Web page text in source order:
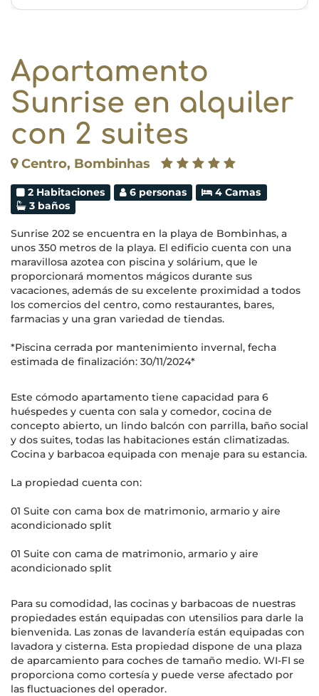
Apartamento
Sunrise en alquiler
con 2 suites
Centro, Bombinhas
2 Habitaciones 6 personas
4 Camas
3 baños
Sunrise 202 se encuentra en la playa de Bombinhas, a
unos 350 metros de la playa. El edificio cuenta con una
maravillosa azotea con piscina y solárium, que le
proporcionará momentos mágicos durante sus
vacaciones, además de su excelente proximidad a todos
los comercios del centro, como restaurantes, bares,
farmacias y una gran variedad de tiendas.
*Piscina cerrada por mantenimiento invernal, fecha
estimada de finalización: 30/11/2024*
Este cómodo apartamento tiene capacidad para 6
huéspedes y cuenta con sala y comedor, cocina de
concepto abierto, un lindo balcón con parrilla, baño social
y dos suites, todas las habitaciones están climatizadas.
Cocina y barbacoa equipada con menaje para su estancia.
La propiedad cuenta con:
01 Suite con cama box de matrimonio, armario y aire
acondicionado split
01 Suite con cama de matrimonio, armario y aire
acondicionado split
Para su comodidad, las cocinas y barbacoas de nuestras
propiedades están equipadas con utensilios para darle la
bienvenida. Las zonas de lavandería están equipadas con
lavadora y cisterna. Esta propiedad dispone de una plaza
de aparcamiento para coches de tamaño medio. WI-FI se
proporciona como cortesía y puede verse afectado por
las fluctuaciones del operador.